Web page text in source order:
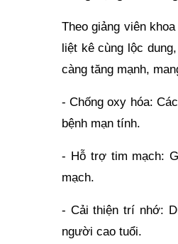
Theo giảng viên
liệt kê cùng lộc
càng tăng mạnh,
- Chống oxy hóa:
bệnh mạn tính.
- Hỗ trợ tim mạch:
mạch.
- Cải thiện trí nhớ:
người cao tuổi.